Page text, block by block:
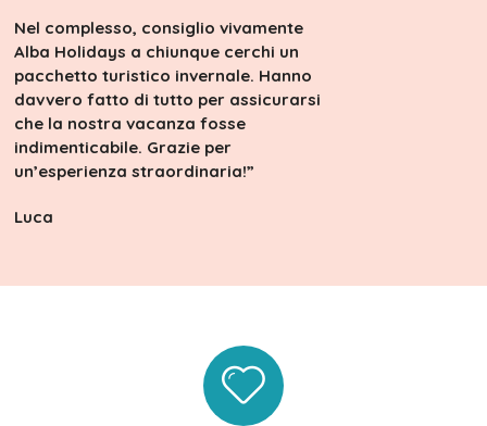
Nel complesso, consiglio vivamente
Alba Holidays a chiunque cerchi un
pacchetto turistico invernale. Hanno
davvero fatto di tutto per assicurarsi
che la nostra vacanza fosse
indimenticabile. Grazie per
un’esperienza straordinaria!”
Luca